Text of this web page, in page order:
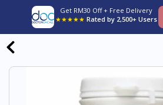
Get RM30 Off + Free Delivery
★★★★★ Rated by 2,500+ Users